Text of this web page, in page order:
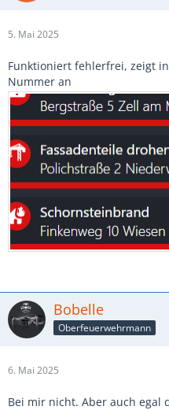
5. Mai 2025
Funktioniert fehlerfrei, zeigt
Nummer an
Bobelle
Oberfeuerwehrmann
6. Mai 2025
Bei mir nicht. Aber auch egal